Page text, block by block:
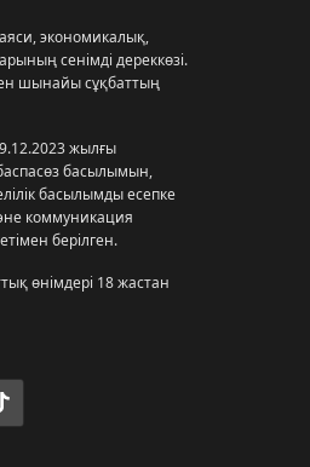
экономикалық,
сенімді дереккөзі.
шынайы сұқбаттың
жылғы
басылымын,
басылымды есепке
коммуникация
берілген.
өнімдері 18 жастан